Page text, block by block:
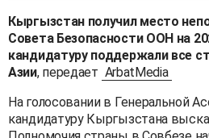
Кыргызстан получил место
Совета Безопасности ООН на
кандидатуру поддержали все
Азии, передает ArbatMedia
На голосовании в Генеральной
кандидатуру Кыргызстана